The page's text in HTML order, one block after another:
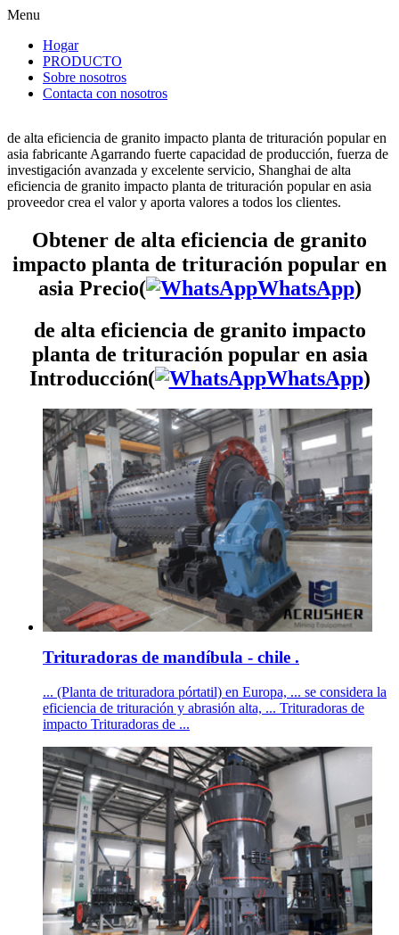
Menu
Hogar
PRODUCTO
Sobre nosotros
Contacta con nosotros
de alta eficiencia de granito impacto planta de trituración popular en
asia fabricante Agarrando fuerte capacidad de producción, fuerza de
investigación avanzada y excelente servicio, Shanghai de alta
eficiencia de granito impacto planta de trituración popular en asia
proveedor crea el valor y aporta valores a todos los clientes.
Obtener de alta eficiencia de granito
impacto planta de trituración popular en
asia Precio(
WhatsApp)
de alta eficiencia de granito impacto
planta de trituración popular en asia
Introducción(
WhatsApp)
Trituradoras de mandíbula - chile .
... (Planta de trituradora pórtatil) en Europa, ... se considera la
eficiencia de trituración y abrasión alta, ... Trituradoras de
impacto Trituradoras de ...